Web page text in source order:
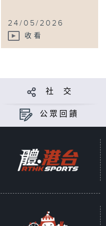
24/05/2026
收看
社 交
公眾回饋